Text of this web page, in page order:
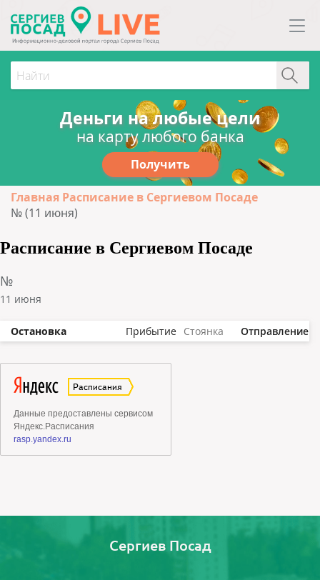
Деньги на любые цели
на карту любого банка
Получить
Главная Расписание в Сергиевом Посаде
№ (11 июня)
Расписание в Сергиевом Посаде
№
11 июня
Остановка Прибытие Стоянка Отправление
Сергиев Посад